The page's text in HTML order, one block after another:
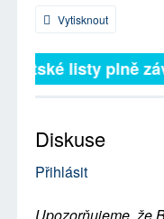
Vytisknout
Britské listy plně
Diskuse
Přihlásit